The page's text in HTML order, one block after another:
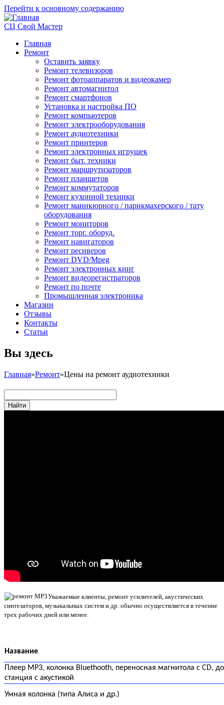
Перейти к основному содержанию
СЦ Свой Мастер
Главная
Ремонт
Оставить заявку
Ремонт телевизоров
Ремонт фотоаппаратов и видеокамер
Ремонт автомагнитол
Ремонт смартфонов
Установка и настройка ПО
Ремонт компьютеров
Ремонт электрооборудования
Ремонт аудиотехники
Ремонт принтеров
Ремонт электронных игрушек
Ремонт быт. техники
Ремонт маршрутизаторов
Ремонт планшетов
Ремонт коммутаторов
Ремонт кухонной техники
Ремонт маникюрного / парикмахерского / тату
оборудования
Ремонт мониторов
Ремонт торг. оборуд.
Ремонт навигаторов
Ремонт ресиверов
Ремонт DVD/Mpeg
Ремонт электронных книг
Ремонт видеорегистраторов
Ремонт по почте
Промышленная электроника
Магазин
Отзывы
Контакты
Статьи
Вы здесь
Главная»Ремонт»Цены на ремонт аудиотехники
Уважаемые клиенты, ремонт усилителей, акустических
синтезаторов, музыкальных систем и др. обычно осуществляется в течение
трех рабочих дней или менее.
Название
Плеер MP3, колонка Bluethooth, переносная магнитола с CD,
станция с акустикой
Умная колонка (типа Алиса и др.)